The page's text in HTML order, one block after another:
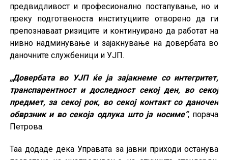
предвидливост и професионално постапување, но и
преку подготвеноста институциите отворено да ги
препознаваат ризиците и континуирано да работат на
нивно надминување и зајакнување на довербата во
даночните службеници и УЈП.
„Довербата во УЈП ќе ја зајакнеме со интегритет,
транспарентност и доследност секој ден, во секој
предмет, за секој рок, во секој контакт со даночен
обврзник и во секоја одлука што ја носиме“, порача
Петрова.
Таа додаде дека Управата за јавни приходи останува